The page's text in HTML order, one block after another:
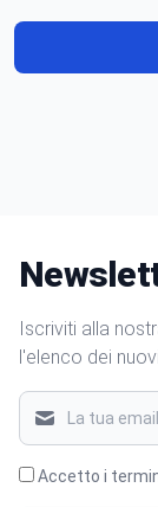
Iscriviti alla
l'elenco dei
Accetto i